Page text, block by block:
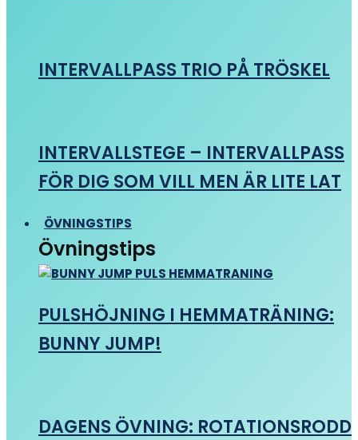
INTERVALLPASS TRIO PÅ TRÖSKEL
INTERVALLSTEGE – INTERVALLPASS
FÖR DIG SOM VILL MEN ÄR LITE LAT
ÖVNINGSTIPS
Övningstips
PULSHÖJNING I HEMMATRÄNING:
BUNNY JUMP!
DAGENS ÖVNING: ROTATIONSRODD